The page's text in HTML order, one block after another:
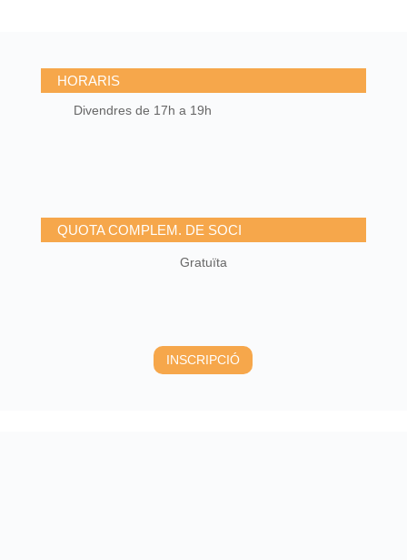
HORARIS
Divendres de 17h a 19h
QUOTA COMPLEM. DE SOCI
Gratuïta
INSCRIPCIÓ